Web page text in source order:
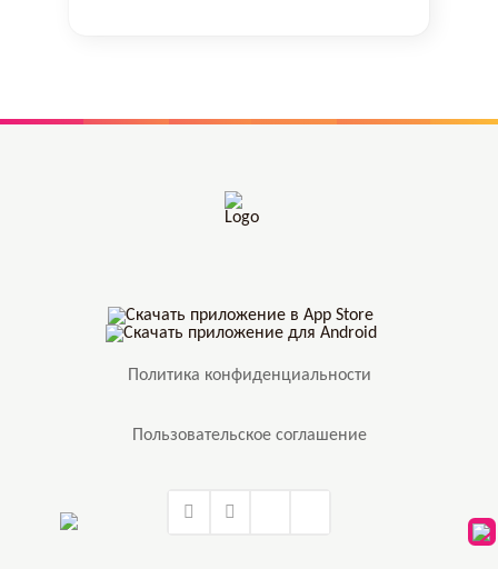
Политика конфиденциальности
Пользовательское соглашение